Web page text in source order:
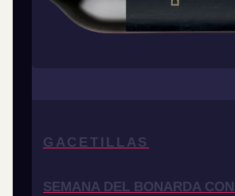
GACETILLAS
SEMANA DEL BONARDA